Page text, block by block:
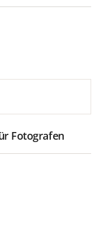
Fotografen